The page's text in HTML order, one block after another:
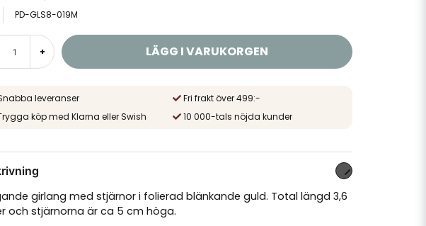
PD-GLS8-019M
+ LÄGG I VARUKORGEN
leveranser
Fri frakt över 499:-
köp med Klarna eller Swish
10 000-tals nöjda kunder
girlang med stjärnor i folierad blänkande guld. Total längd 3,6
och stjärnorna är ca 5 cm höga.